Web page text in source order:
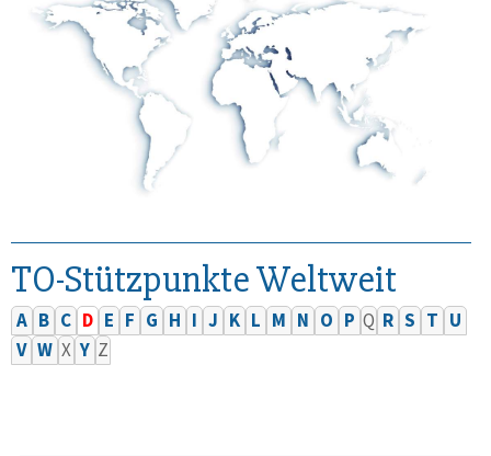
TO-Stützpunkte Weltweit
A B C D E F G H I J K L M N O P Q R S T U
V W X Y Z